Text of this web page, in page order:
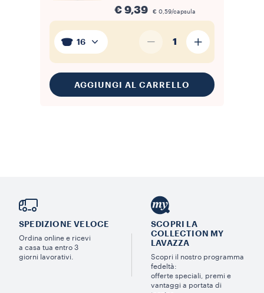
€ 9,39 € 0,59/capsula
16 1
AGGIUNGI AL CARRELLO
SPEDIZIONE VELOCE
Ordina online e ricevi
a casa tua entro 3
giorni lavorativi.
SCOPRI LA
COLLECTION MY
LAVAZZA
Scopri il nostro programma
fedeltà:
offerte speciali, premi e
vantaggi a portata di